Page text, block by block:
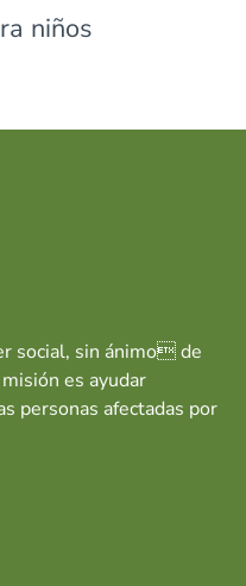
niños
social, sin ánimo de
es ayudar
personas afectadas por